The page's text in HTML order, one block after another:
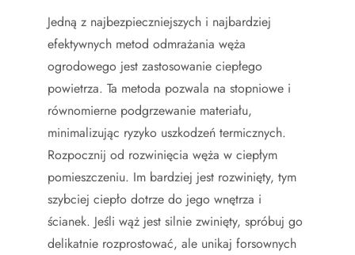
Jedną z najbezpieczniejszych i najbardziej
efektywnych metod odmrażania węża
ogrodowego jest zastosowanie ciepłego
powietrza. Ta metoda pozwala na stopniowe i
równomierne podgrzewanie materiału,
minimalizując ryzyko uszkodzeń termicznych.
Rozpocznij od rozwinięcia węża w ciepłym
pomieszczeniu. Im bardziej jest rozwinięty, tym
szybciej ciepło dotrze do jego wnętrza i
ścianek. Jeśli wąż jest silnie zwinięty, spróbuj go
delikatnie rozprostować, ale unikaj forsownych